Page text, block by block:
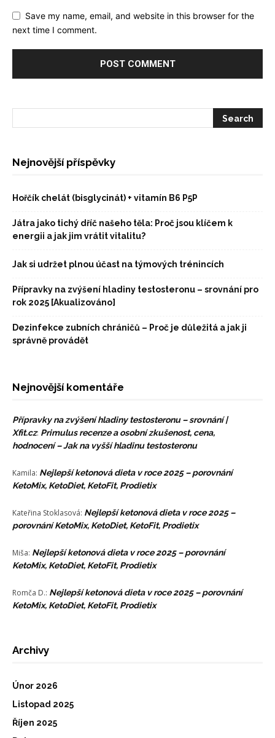
Save my name, email, and website in this browser for the
next time I comment.
Nejnovější příspěvky
Hořčík chelát (bisglycinát) + vitamín B6 P5P
Játra jako tichý dříč našeho těla: Proč jsou klíčem k
energii a jak jim vrátit vitalitu?
Jak si udržet plnou účast na týmových trénincích
Přípravky na zvýšení hladiny testosteronu – srovnání pro
rok 2025 [Akualizováno]
Dezinfekce zubních chráničů – Proč je důležitá a jak ji
správně provádět
Nejnovější komentáře
Přípravky na zvýšení hladiny testosteronu – srovnání |
Xfit.cz: Primulus recenze a osobní zkušenost, cena,
hodnocení – Jak na vyšší hladinu testosteronu
Kamila: Nejlepší ketonová dieta v roce 2025 – porovnání
KetoMix, KetoDiet, KetoFit, Prodietix
Kateřina Stoklasová: Nejlepší ketonová dieta v roce 2025 –
porovnání KetoMix, KetoDiet, KetoFit, Prodietix
Miša: Nejlepší ketonová dieta v roce 2025 – porovnání
KetoMix, KetoDiet, KetoFit, Prodietix
Romča D.: Nejlepší ketonová dieta v roce 2025 – porovnání
KetoMix, KetoDiet, KetoFit, Prodietix
Archivy
Únor 2026
Listopad 2025
Říjen 2025